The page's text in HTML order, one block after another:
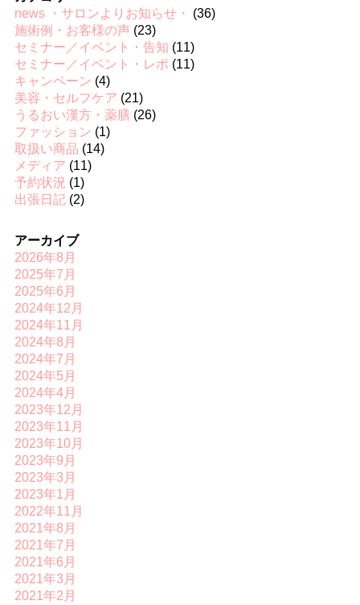
news ・サロンよりお知らせ・
(36)
施術例・お客様の声(23)
セミナー／イベント・告知 (11)
セミナー／イベント・レポ (11)
キャンペーン (4)
美容・セルフケア (21)
うるおい漢方・薬膳(26)
ファッション (1)
取扱い商品 (14)
メディア (11)
予約状況 (1)
出張日記(2)
アーカイブ
2026年8月
2025年7月
2025年6月
2024年12月
2024年11月
2024年8月
2024年7月
2024年5月
2024年4月
2023年12月
2023年11月
2023年10月
2023年9月
2023年3月
2023年1月
2022年11月
2021年8月
2021年7月
2021年6月
2021年3月
2021年2月